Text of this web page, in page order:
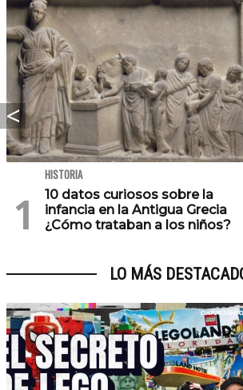
HISTORIA
10 datos curiosos sobre la
infancia en la Antigua Grecia
¿Cómo trataban a los niños?
LO MÁS